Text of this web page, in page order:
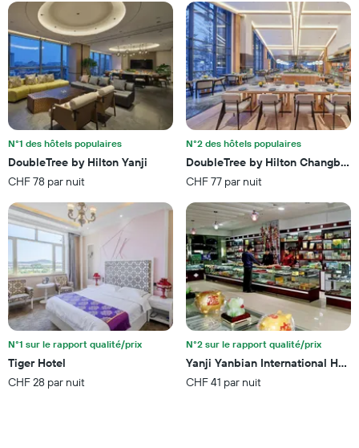
N°1 des hôtels populaires
DoubleTree by Hilton Yanji
CHF 78 par nuit
N°2 des hôtels populaires
DoubleTree by Hilton
CHF 77 par nuit
N°1 sur le rapport qualité/prix
Tiger Hotel
CHF 28 par nuit
N°2 sur le rapport qualité/prix
Yanji Yanbian International Hotel
CHF 41 par nuit